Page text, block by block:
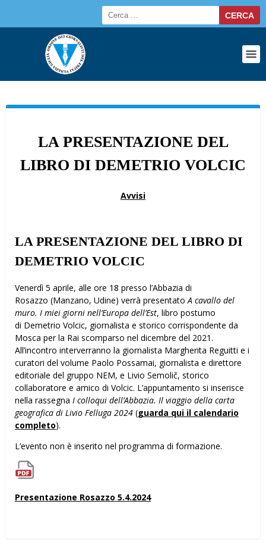
LA PRESENTAZIONE DEL
LIBRO DI DEMETRIO VOLCIC
Avvisi
LA PRESENTAZIONE DEL LIBRO DI
DEMETRIO VOLCIC
Venerdì 5 aprile, alle ore 18 presso l’Abbazia di
Rosazzo (Manzano, Udine) verrà presentatoA cavallo del
muro. I miei giorni nell’Europa dell’Est, libro postumo
di Demetrio Volcic, giornalista e storico corrispondente da
Mosca per la Rai scomparso nel dicembre del 2021.
All’incontro interverranno la giornalista Margherita Reguitti e i
curatori del volume Paolo Possamai, giornalista e direttore
editoriale del gruppo NEM, e Livio Semolič, storico
collaboratore e amico di Volcic. L’appuntamento si inserisce
nella rassegna I colloqui dell’Abbazia. Il viaggio della carta
geografica di Livio Felluga 2024 (guarda qui il calendario
completo).
L’evento non è inserito nel programma di formazione.
Presentazione Rosazzo 5.4.2024